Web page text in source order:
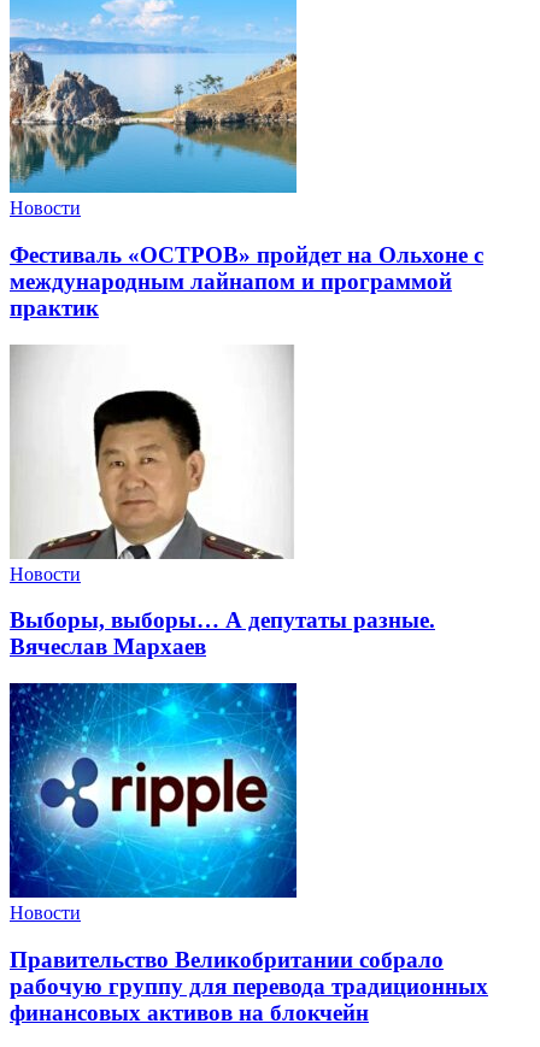
Новости
Фестиваль «ОСТРОВ» пройдет на Ольхоне с
международным лайнапом и программой
практик
Новости
Выборы, выборы… А депутаты разные.
Вячеслав Мархаев
Новости
Правительство Великобритании собрало
рабочую группу для перевода традиционных
финансовых активов на блокчейн